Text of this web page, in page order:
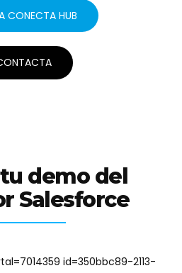
CONECTA HUB
demo del
Salesforce
id=350bbc89-2113-